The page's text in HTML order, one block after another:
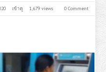
เข้าดู 1,679 views 0 Comment